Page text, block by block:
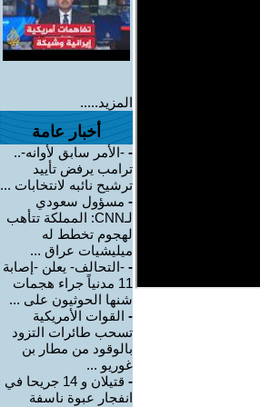
المزيد.....
أخبار عامة
- -الأمر سابق لأوانه-..
ترامب يرفض تأييد
ترشيح نائبه لانتخابات ...
- مسؤول سعودي
لـCNN: المملكة تتأهب
لهجوم تخطط له
ميليشيات عراق ...
- -التحالف- يعلن -إصابة
11 مدنياً جراء هجمات
شنها الحوثيون على ...
- القوات الأمريكية
تسحب طائرات التزود
بالوقود من مطار بن
غوريو ...
-
قتيلان و 14 جريحا في
انفجار عبوة ناسفة